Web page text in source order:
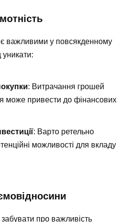
є важливими у повсякденному
уникати:
: Витрачання грошей
може привести до фінансових
: Варто ретельно
можливості для вкладу
про важливість